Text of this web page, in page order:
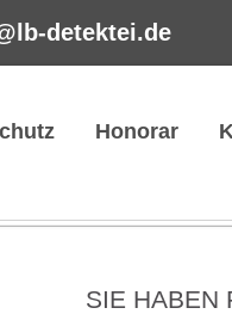
detektei.de
Honorar
SIE HABEN